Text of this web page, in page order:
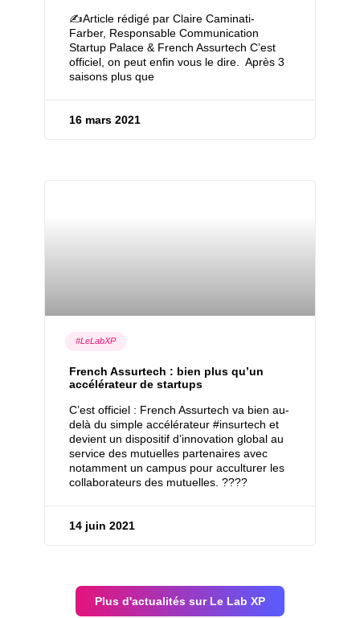
✍Article rédigé par Claire Caminati-
Farber, Responsable Communication
Startup Palace & French Assurtech C’est
officiel, on peut enfin vous le dire. Après 3
saisons plus que
16 mars 2021
#LeLabXP
French Assurtech : bien plus qu’un
accélérateur de startups
C’est officiel : French Assurtech va bien au-
delà du simple accélérateur #insurtech et
devient un dispositif d’innovation global au
service des mutuelles partenaires avec
notamment un campus pour acculturer les
collaborateurs des mutuelles. ????
14 juin 2021
Plus d'actualités sur Le Lab XP